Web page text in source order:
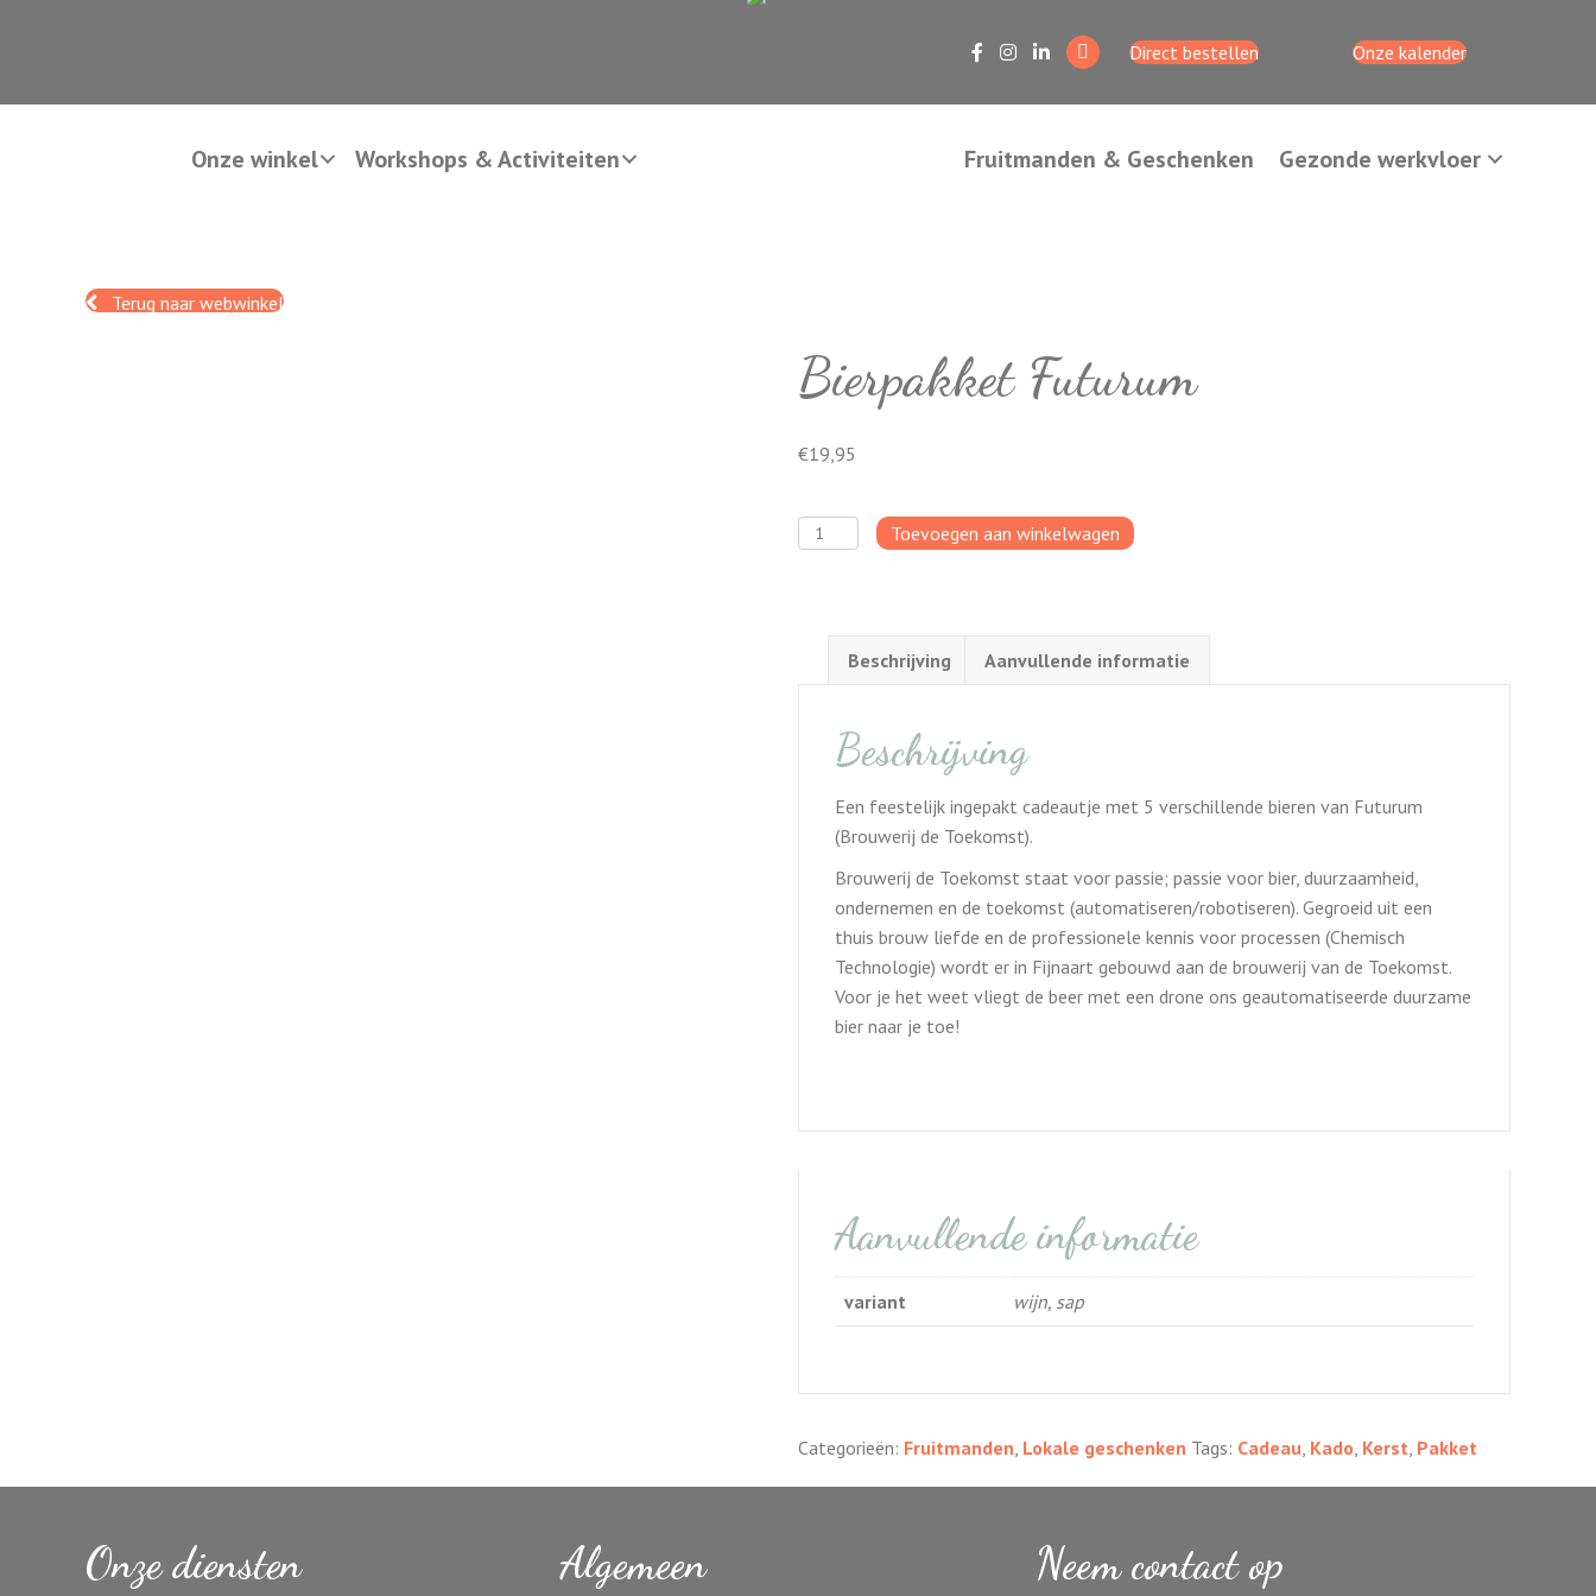
Direct bestellen Onze kalender
Onze winkel Workshops & Activiteiten Fruitmanden & Geschenken Gezonde werkvloer
Terug naar webwinkel
Bierpakket Futurum
€19,95
Bierpakket Toevoegen aan winkelwagen
Beschrijving Aanvullende informatie
Beschrijving
Een feestelijk ingepakt cadeautje met 5 verschillende bieren van Futurum
(Brouwerij de Toekomst).
Brouwerij de Toekomst staat voor passie; passie voor bier, duurzaamheid,
ondernemen en de toekomst (automatiseren/robotiseren). Gegroeid uit een
thuis brouw liefde en de professionele kennis voor processen (Chemisch
Technologie) wordt er in Fijnaart gebouwd aan de brouwerij van de Toekomst.
Voor je het weet vliegt de beer met een drone ons geautomatiseerde duurzame
bier naar je toe!
Aanvullende informatie
variant wijn, sap
Categorieën: Fruitmanden Lokale geschenken Tags: Cadeau Kado Kerst Pakket
Onze diensten Algemeen Neem contact op